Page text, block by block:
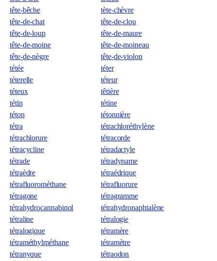
tête-bêche
tète-chèvre
tête-de-chat
tête-de-clou
tête-de-loup
tête-de-maure
tête-de-moine
tête-de-moineau
tête-de-nègre
tête-de-violon
tétée
téter
téterelle
téteur
téteux
têtière
tétin
tétine
téton
tétonnière
tétra
tétrachloréthylène
tétrachlorure
tétracorde
tétracycline
tétradactyle
tétrade
tétradyname
tétraèdre
tétraédrique
tétrafluorométhane
tétrafluorure
tétragone
tétragramme
tétrahydrocannabinol
tétrahydronaphtalène
tétraline
tétralogie
tétralogique
tétramère
tétraméthylméthane
tétramètre
tétranyque
tétraodon